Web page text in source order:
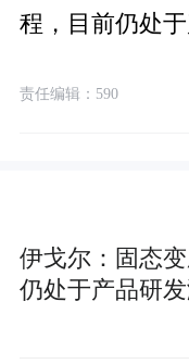
程，目前仍处
责任编辑：590
伊戈尔：固态
仍处于产品研